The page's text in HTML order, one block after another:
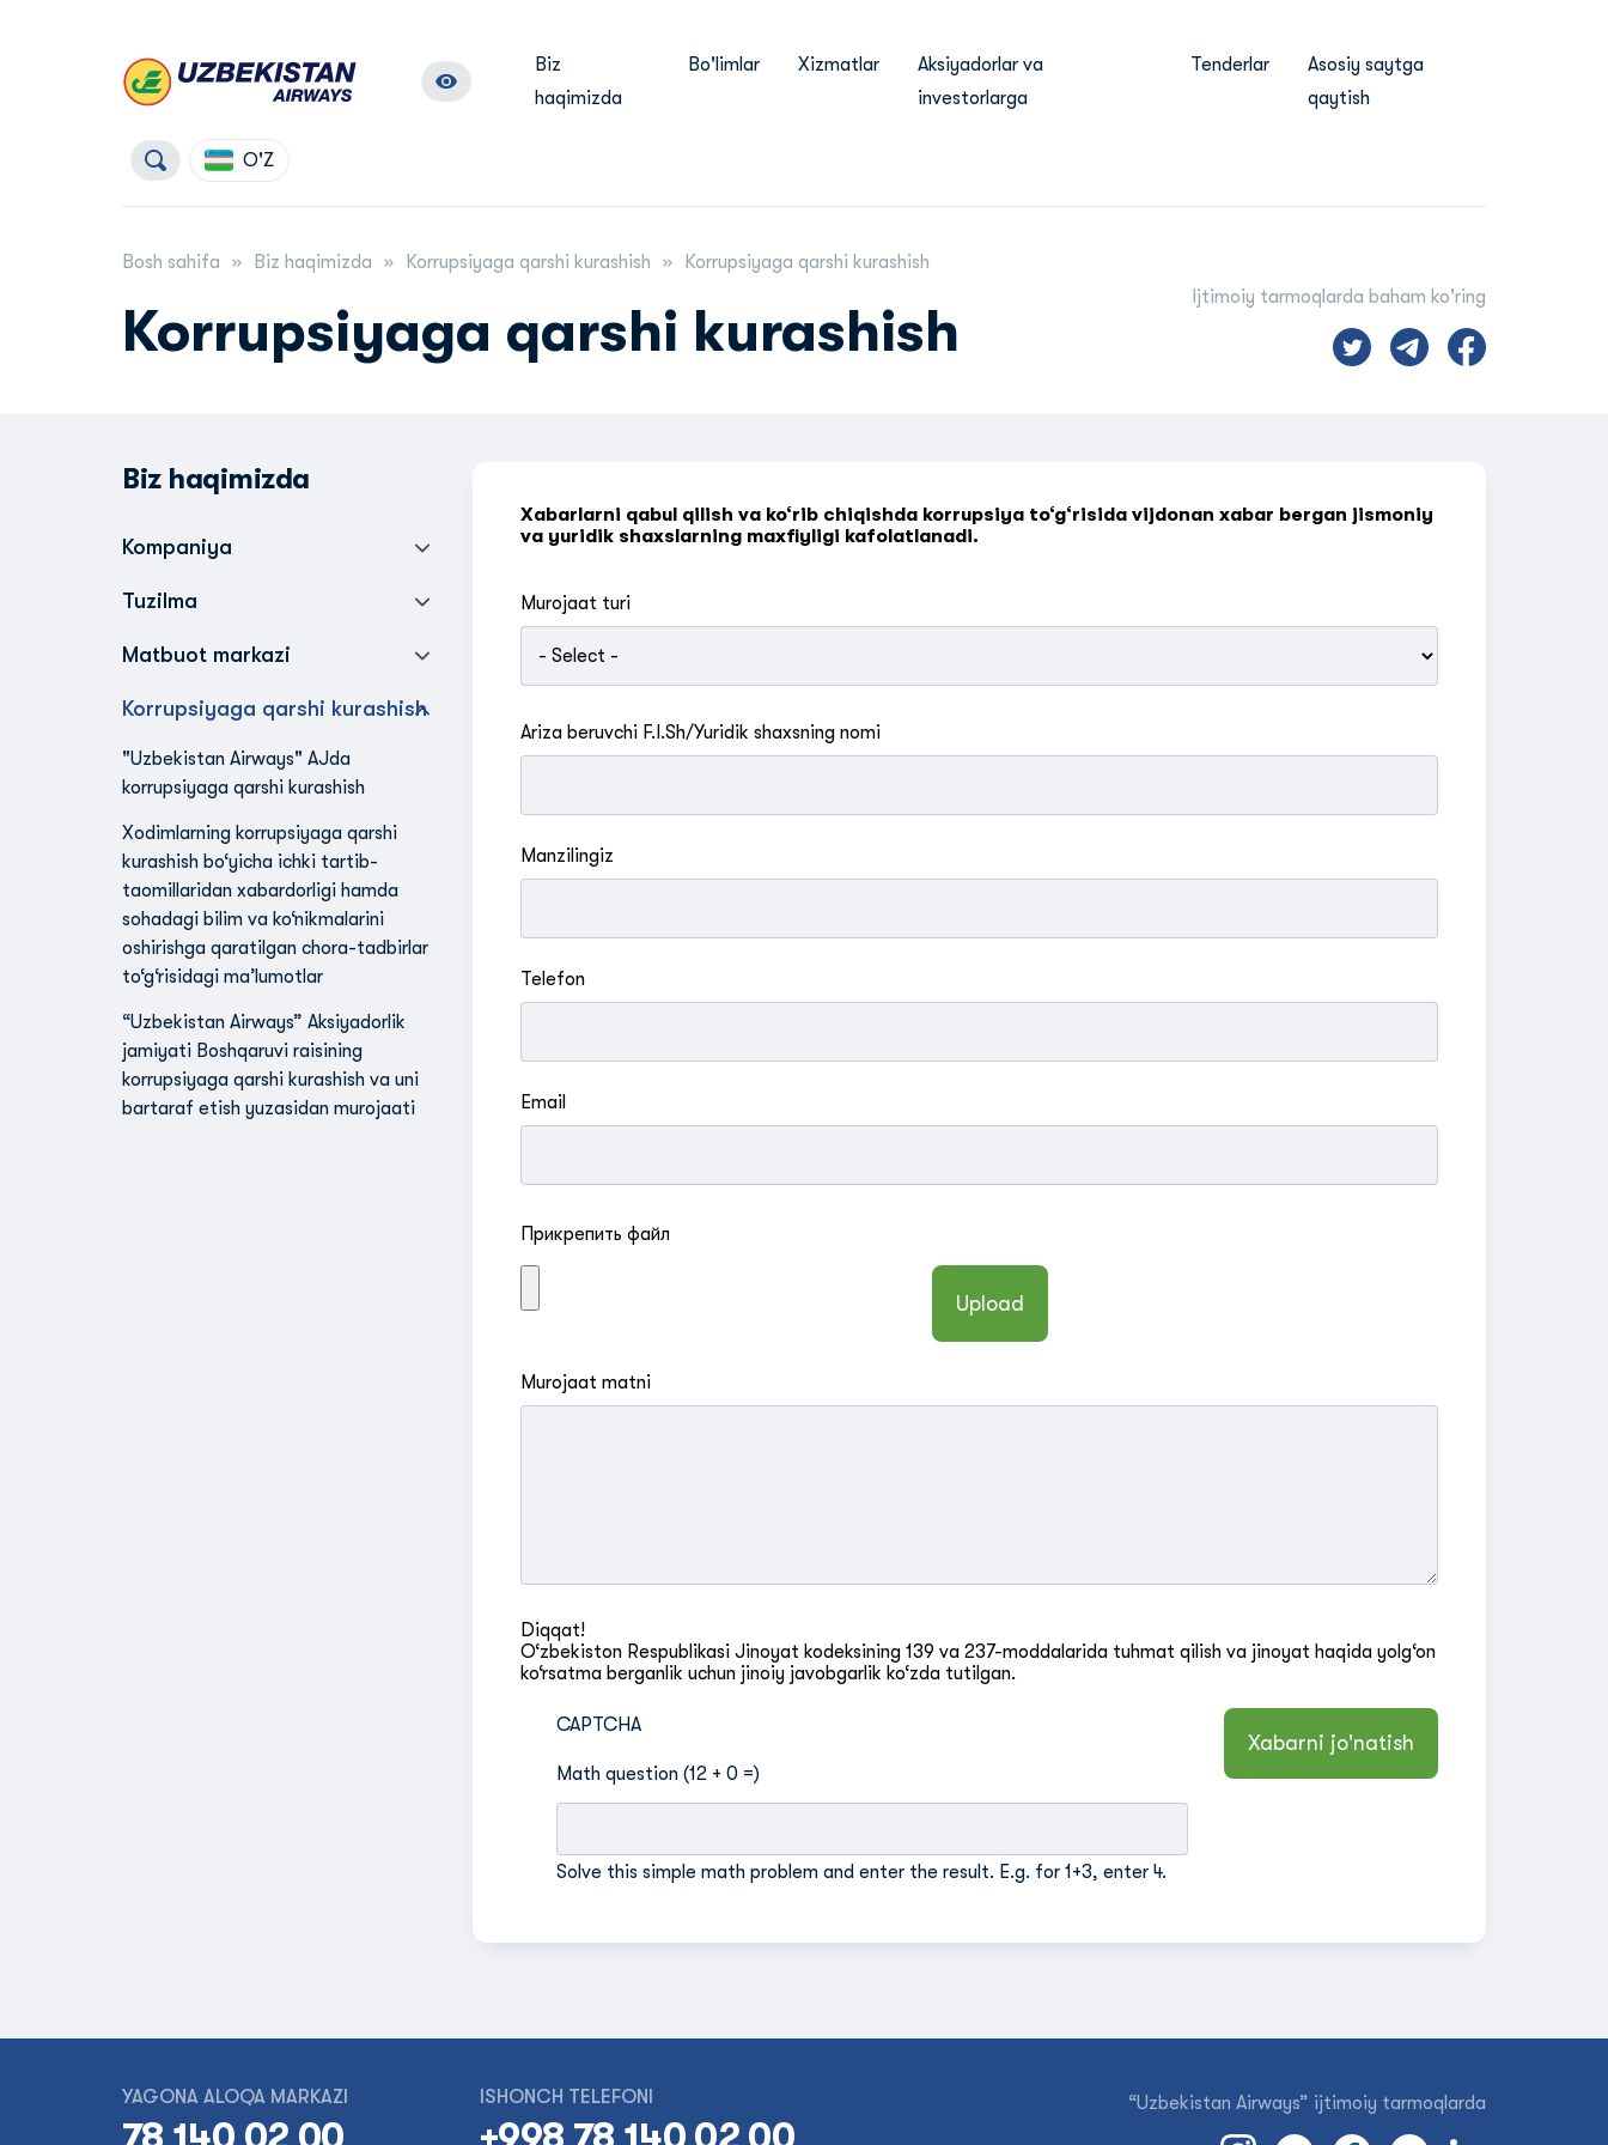
Biz
haqimizda
Bo'limlar Xizmatlar
Aksiyadorlar va
investorlarga
Tenderlar
Asosiy saytga
qaytish
O'Z
Bosh sahifa Biz haqimizda Korrupsiyaga qarshi kurashish Korrupsiyaga qarshi kurashish
Korrupsiyaga qarshi kurashish
Ijtimoiy tarmoqlarda baham ko'ring
Biz haqimizda
Kompaniya
Tuzilma
Matbuot markazi
Korrupsiyaga qarshi kurashish
"Uzbekistan Airways" AJda
korrupsiyaga qarshi kurashish
Xodimlarning korrupsiyaga qarshi
kurashish bo‘yicha ichki tartib-
taomillaridan xabardorligi hamda
sohadagi bilim va ko‘nikmalarini
oshirishga qaratilgan chora-tadbirlar
to‘g‘risidagi maʼlumotlar
“Uzbekistan Airways” Aksiyadorlik
jamiyati Boshqaruvi raisining
korrupsiyaga qarshi kurashish va uni
bartaraf etish yuzasidan murojaati
Xabarlarni qabul qilish va ko‘rib chiqishda korrupsiya to‘g‘risida vijdonan xabar bergan jismoniy
va yuridik shaxslarning maxfiyligi kafolatlanadi.
Murojaat turi
Ariza beruvchi F.I.Sh/Yuridik shaxsning nomi
Manzilingiz
Telefon
Email
Прикрепить файл
Murojaat matni
Diqqat!
O‘zbekiston Respublikasi Jinoyat kodeksining 139 va 237-moddalarida tuhmat qilish va jinoyat haqida yolg‘on
ko‘rsatma berganlik uchun jinoiy javobgarlik ko‘zda tutilgan.
CAPTCHA
Math question (12 + 0 =)
Solve this simple math problem and enter the result. E.g. for 1+3, enter 4.
YAGONA ALOQA MARKAZI ISHONCH TELEFONI “Uzbekistan Airways” ijtimoiy tarmoqlarda